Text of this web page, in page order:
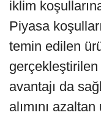
iklim
Piyasa
temin edilen
avantajı da
alımını